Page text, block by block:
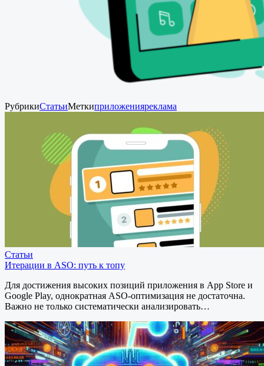
РубрикиСтатьиМеткиприложенияреклама
Статьи
Итерации в ASO: путь к топу
Для достижения высоких позиций приложения в App Store и
Google Play, однократная ASO-оптимизация не достаточна.
Важно не только систематически анализировать…